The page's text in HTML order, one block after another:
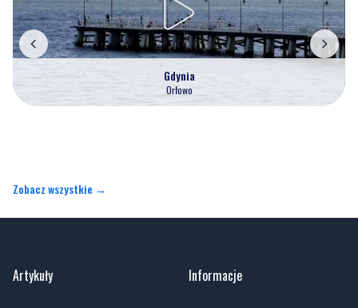
Gdynia
Orłowo
Zobacz wszystkie →
Artykuły Informacje